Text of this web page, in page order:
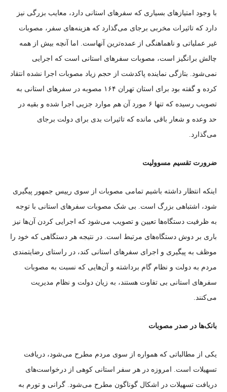
با وجود امتیاز‌های بسیاری که سفر‌های استانی دارد، معایب بزرگی نیز
دارد که تاثیرات مخربی برجای می‌گذارد که هزینه‌های سفر، مصوبات
غیر عملیاتی و ناهماهنگی از عمده‌ترین آنهاست. اما آنچه بیش از همه
چالش برانگیز است، مصوبات سفر‌های استانی است که اجرایی
نمی‌شود. بتازگی نماینده پاکدشت از حجم زیاد مصوبات اجرا نشده انتقاد
کرده و گفته بود برای استان تهران ۱۶۴ مصوبه در سفر‌های استانی به
تصویب رسیده که تنها ۶ مورد آن هم موارد جزیی اجرا شده و بقیه در
حد وعده و شعار باقی مانده که تاثیرات بدی برای دولت برجای
می‌گذارد.
ضرورت تقسیم مسوولیت
اینکه انتظار داشته باشیم تمامی مصوبات از سوی رییس جمهور پیگیری
شود، اشتباهی بزرگ است. بی شک مصوبات سفر‌های استانی با توجه
به ظرفیت دستگاه‌ها تعیین و تصویب می‌شود که اجرایی کردن آن‌ها نیز
باری بر دوش دستگاه‌های مرتبط است. در نتیجه هر دستگاهی که خود را
موظف به پیگیری و اجرای سفر‌های استانی کند، در راستای رضایتمندی
مردم به دولت و نظام گام برداشته و آن‌هایی که نسبت به مصوبات
سفر‌های استانی بی تفاوت هستند، به زیان دولت و نظام مدیریت
می‌کنند.
بانک‌ها در صدر مصوبات
یکی از مطالباتی که همواره از سوی مردم مطرح می‌شود، دریافت
تسهیلات است. امروزه در هر سفر استانی کوهی از درخواست‌های
دریافت تسهیلات در اشکال گوناگون مطرح می‌شود. گرانی و تورم به